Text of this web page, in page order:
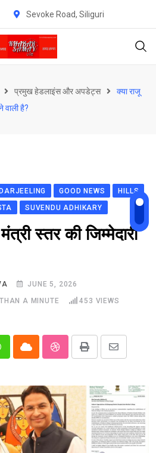
Sevoke Road, Siliguri
प्रमुख हेडलाइंस और अपडेट्स
क्या राजू
वाली है?
DARJEELING GOOD NEWS
HILLS
SUVENDU ADHIKARY
स्तर की जिम्मेदारी
JUNE 5, 2026
A MINUTE 453 VIEWS
Cloud StumbleUpon
Print
Share
Email